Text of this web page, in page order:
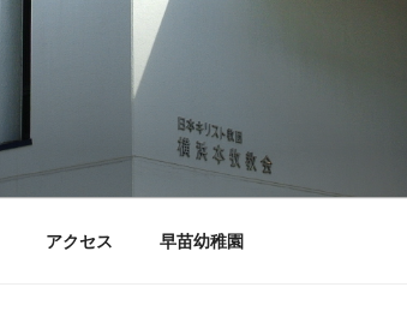
アクセス 早苗幼稚園